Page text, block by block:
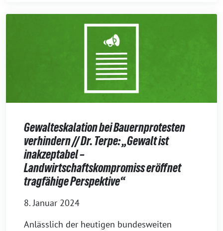
Gewalteskalation bei Bauernprotesten
verhindern // Dr. Terpe: „Gewalt ist
inakzeptabel –
Landwirtschaftskompromiss eröffnet
tragfähige Perspektive“
8. Januar 2024
Anlässlich der heutigen bundesweiten